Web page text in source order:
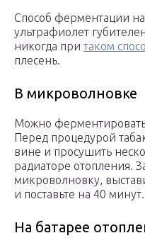
Способ ферментации
ультрафиолет
никогда при таком
плесень.
В микроволновке
Можно
Перед процедурой
вине и просушить
радиаторе отопления.
микроволновку,
и поставьте на 40
На батарее